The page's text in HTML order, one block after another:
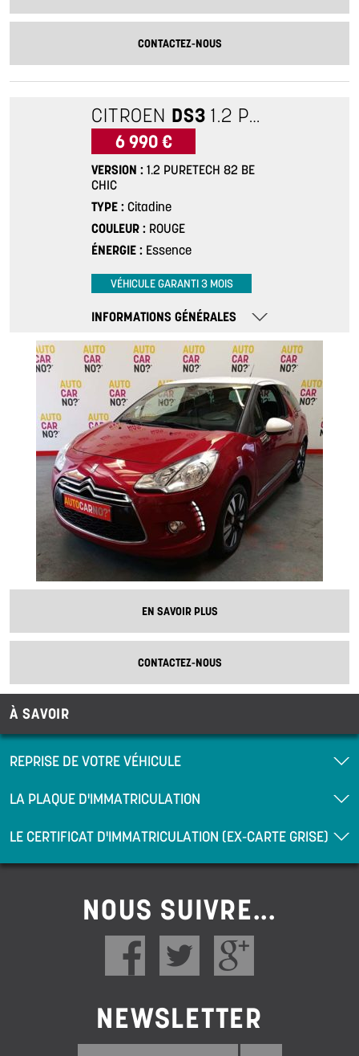
CONTACTEZ-NOUS
CITROEN DS3 1.2 PURETECH 82 BE CHIC
6 990 €
VERSION
1.2 PURETECH 82 BE
CHIC
TYPE
Citadine
COULEUR
ROUGE
ÉNERGIE
Essence
VÉHICULE GARANTI 3 MOIS
INFORMATIONS GÉNÉRALES
EN SAVOIR PLUS
CONTACTEZ-NOUS
À SAVOIR
REPRISE DE VOTRE VÉHICULE
LA PLAQUE D'IMMATRICULATION
LE CERTIFICAT D'IMMATRICULATION (EX-CARTE GRISE)
NOUS SUIVRE...
NEWSLETTER